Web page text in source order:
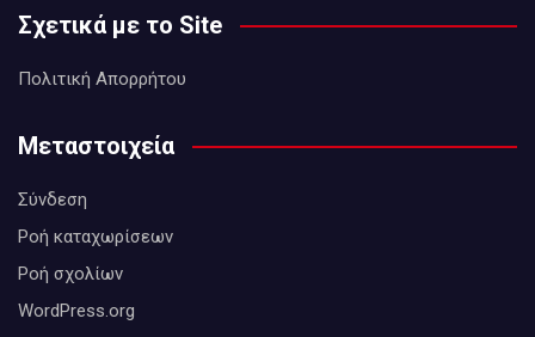
Σχετικά με το Site
Πολιτική Απορρήτου
Μεταστοιχεία
Σύνδεση
Ροή καταχωρίσεων
Ροή σχολίων
WordPress.org